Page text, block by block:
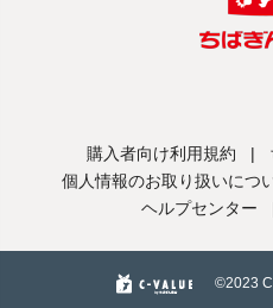
購入者向け利用規約 |
個人情報のお取り扱いにつ
ヘルプセンター
©️2023